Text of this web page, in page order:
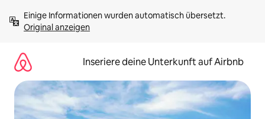
Inhalten
springenOriginal anzeigen
Inseriere deine Unterkunft auf Airbnb